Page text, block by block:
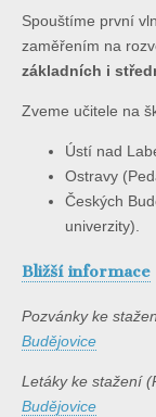
Spouštíme první
zaměřením na
základních i
Zveme učitele na
Ústí nad
Ostravy
Českých
univerzity).
Bližší informace
Pozvánky ke
Budějovice
Letáky ke stažení
Budějovice